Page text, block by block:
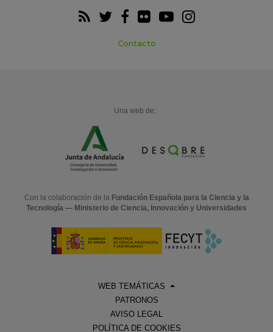
Contacto
Una web de:
Con la colaboración de la Fundación Española para la Ciencia y la
Tecnología — Ministerio de Ciencia, Innovación y Universidades
WEB TEMÁTICAS
PATRONOS
AVISO LEGAL
POLÍTICA DE COOKIES